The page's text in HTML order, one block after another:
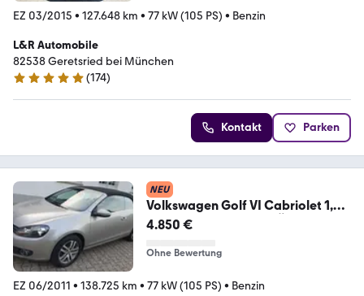
EZ 03/2015 • 127.648 km • 77 kW (105 PS) • Benzin
L&R Automobile
82538 Geretsried bei München
4.8 Sterne
(174)
Kontakt Parken
NEU
Volkswagen Golf VI Cabriolet 1,2
TSI / Euro 5 / Klima / TÜV
4.850 €
Ohne Bewertung
EZ 06/2011 • 138.725 km • 77 kW (105 PS) • Benzin